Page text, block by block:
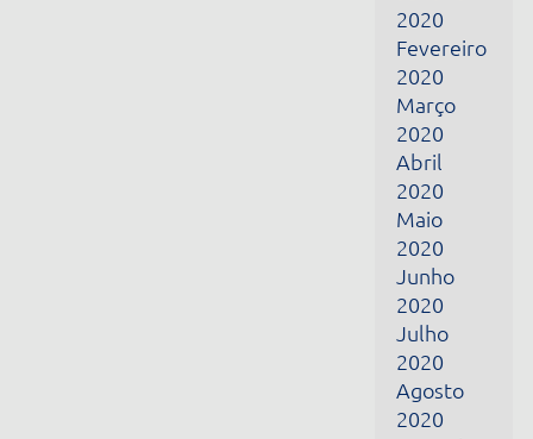
Junho
2020
Julho
2020
Agosto
2020
Setembro
2020
Outubro
2020
Junho
2021
Julho
2021
Novembro
2021
Dezembro